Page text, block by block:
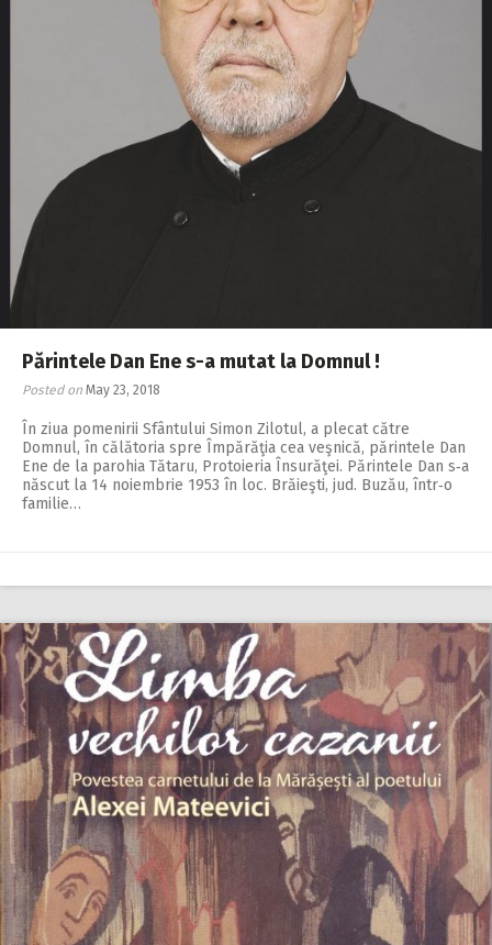
Părintele Dan Ene s-a mutat la Domnul !
Posted on May 23, 2018
În ziua pomenirii Sfântului Simon Zilotul, a plecat către
Domnul, în călătoria spre Împărăţia cea veşnică, părintele Dan
Ene de la parohia Tătaru, Protoieria Însurăţei. Părintele Dan s‑a
născut la 14 noiembrie 1953 în loc. Brăieşti, jud. Buzău, într‑o
familie…